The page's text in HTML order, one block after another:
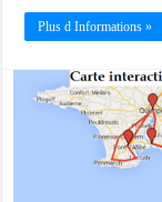
Plus d Informations »